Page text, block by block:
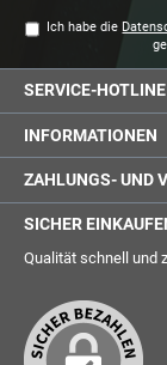
Ich habe die
SERVICE-HOTLINE
INFORMATIONEN
ZAHLUNGS- UND
SICHER
Qualität schnell und